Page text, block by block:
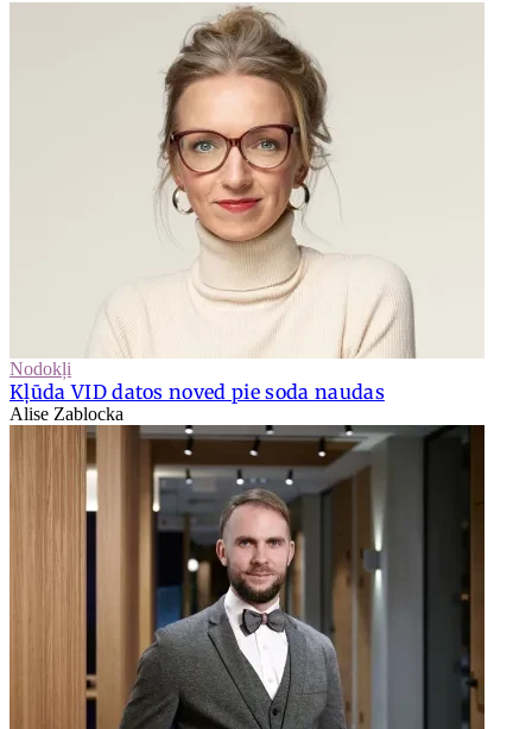
Nodokļi
Kļūda VID datos noved pie soda naudas
Alise Zablocka